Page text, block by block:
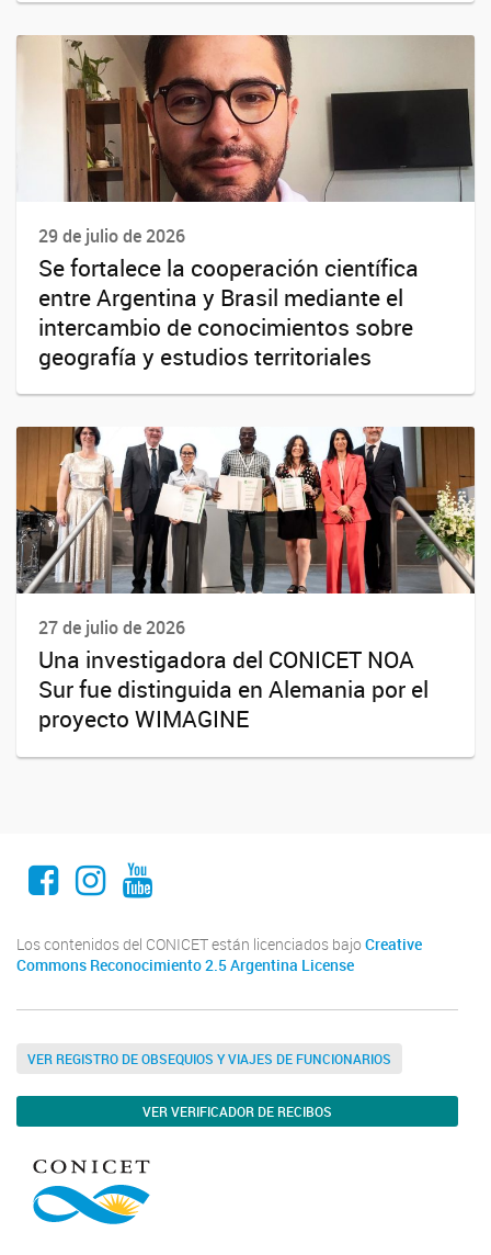
29 de julio de 2026
Se fortalece la cooperación científica
entre Argentina y Brasil mediante el
intercambio de conocimientos sobre
geografía y estudios territoriales
27 de julio de 2026
Una investigadora del CONICET NOA
Sur fue distinguida en Alemania por el
proyecto WIMAGINE
Facebook
Instagram
Youtube
Los contenidos del CONICET están licenciados bajo Creative
Commons Reconocimiento 2.5 Argentina License
VER REGISTRO DE OBSEQUIOS Y VIAJES DE FUNCIONARIOS
VER VERIFICADOR DE RECIBOS